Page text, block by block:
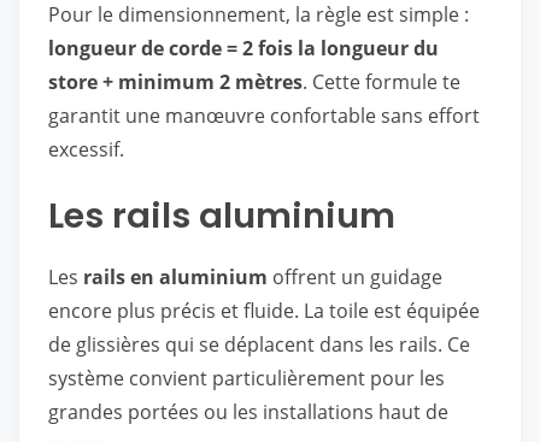
Pour le dimensionnement, la règle est simple :
longueur de corde = 2 fois la longueur du
store + minimum 2 mètres. Cette formule te
garantit une manœuvre confortable sans effort
excessif.
Les rails aluminium
Les rails en aluminium offrent un guidage
encore plus précis et fluide. La toile est équipée
de glissières qui se déplacent dans les rails. Ce
système convient particulièrement pour les
grandes portées ou les installations haut de